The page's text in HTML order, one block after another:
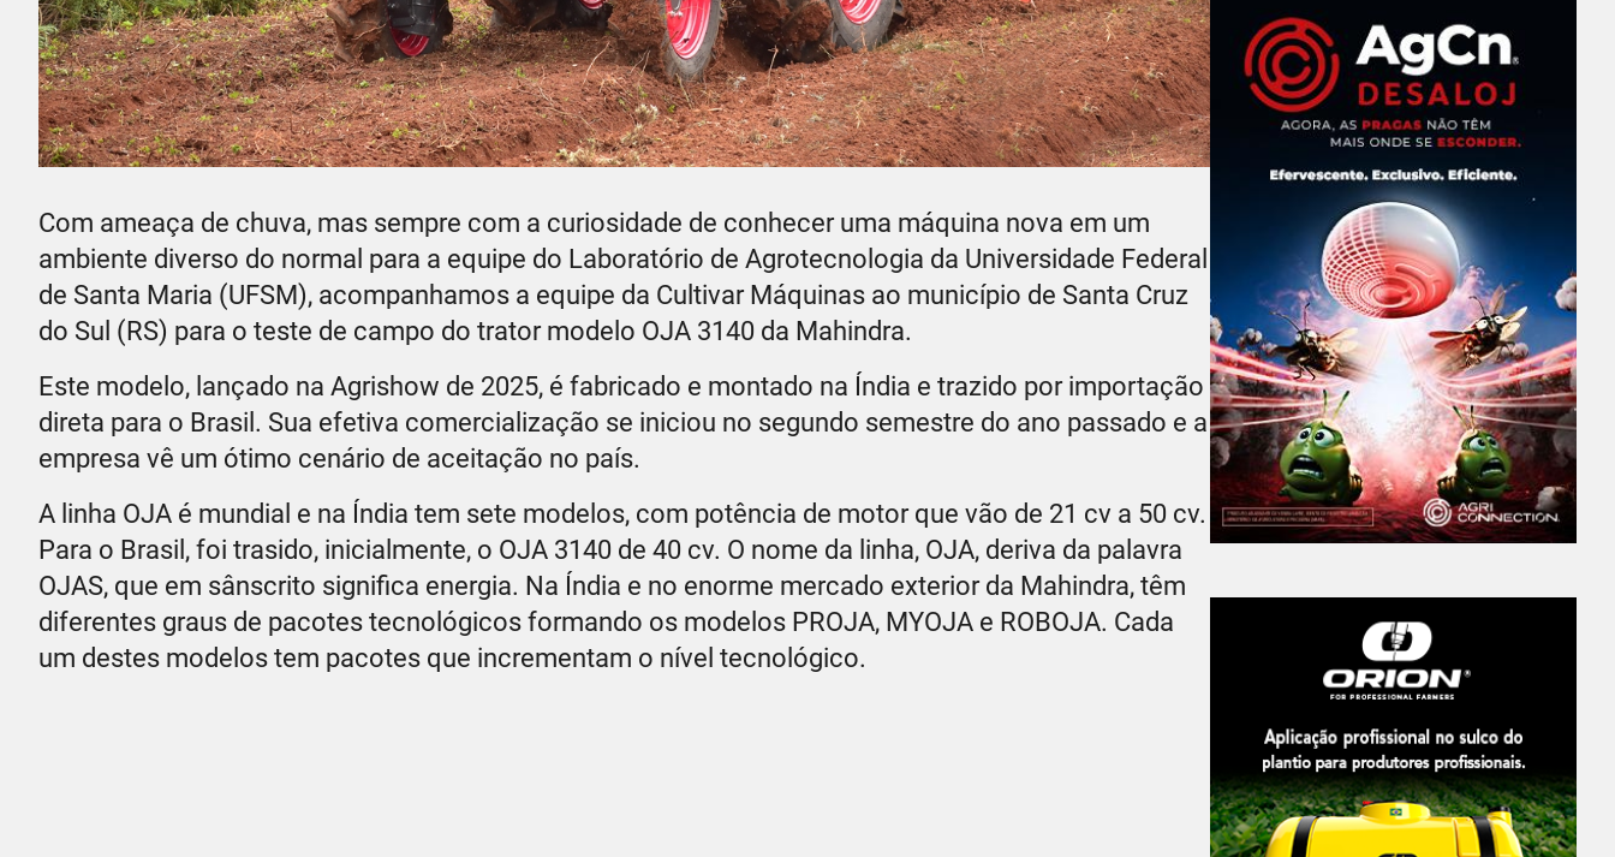
Com ameaça de chuva, mas sempre com a curiosidade de conhecer uma máquina nova em um
ambiente diverso do normal para a equipe do Laboratório de Agrotecnologia da Universidade Federal
de Santa Maria (UFSM), acompanhamos a equipe da Cultivar Máquinas ao município de Santa Cruz
do Sul (RS) para o teste de campo do trator modelo OJA 3140 da Mahindra.
Este modelo, lançado na Agrishow de 2025, é fabricado e montado na Índia e trazido por importação
direta para o Brasil. Sua efetiva comercialização se iniciou no segundo semestre do ano passado e a
empresa vê um ótimo cenário de aceitação no país.
A linha OJA é mundial e na Índia tem sete modelos, com potência de motor que vão de 21 cv a 50 cv.
Para o Brasil, foi trasido, inicialmente, o OJA 3140 de 40 cv. O nome da linha, OJA, deriva da palavra
OJAS, que em sânscrito significa energia. Na Índia e no enorme mercado exterior da Mahindra, têm
diferentes graus de pacotes tecnológicos formando os modelos PROJA, MYOJA e ROBOJA. Cada
um destes modelos tem pacotes que incrementam o nível tecnológico.